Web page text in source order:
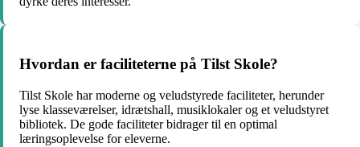
Hvordan er faciliteterne på Tilst Skole?
Tilst Skole har moderne og veludstyrede faciliteter, herunder
lyse klasseværelser, idrætshall, musiklokaler og et veludstyret
bibliotek. De gode faciliteter bidrager til en optimal
læringsoplevelse for eleverne.